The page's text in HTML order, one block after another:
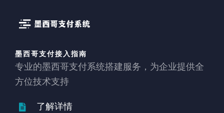
墨西哥支付接入指南
专业的墨西哥支付系统搭建服务，为企业提供全
方位技术支持
了解详情